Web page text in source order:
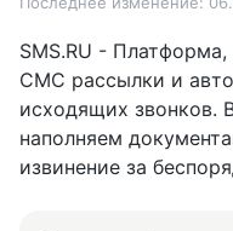
SMS.RU -
СМС рассылки и
исходящих звонков.
наполняем
извинение за